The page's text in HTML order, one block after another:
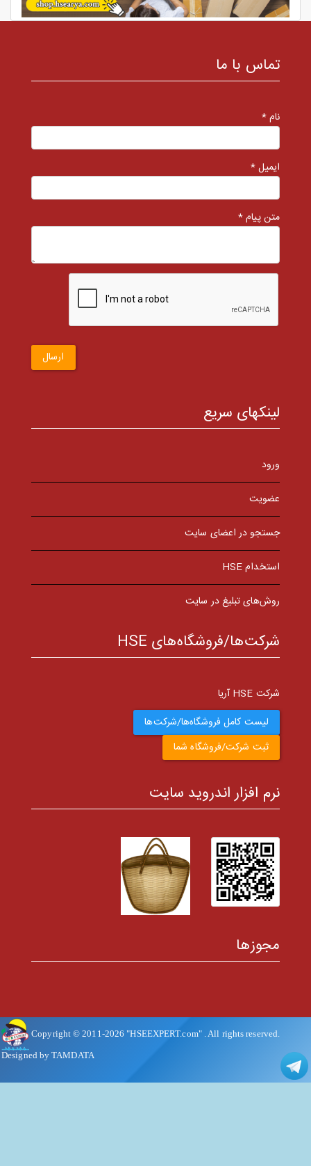
تماس با ما
نام *
ایمیل *
متن پیام *
ارسال
لینکهای سریع
ورود
عضویت
جستجو در اعضای سایت
استخدام HSE
روش‌های تبلیغ در سایت
شرکت‌ها/فروشگاه‌های HSE
شرکت HSE آریا
لیست کامل فروشگاه‌ها/شرکت‌ها
ثبت شرکت/فروشگاه شما
نرم افزار اندروید سایت
مجوزها
Copyright © 2011-2026 "HSEEXPERT.com". All rights reserved.
Designed by TAMDATA